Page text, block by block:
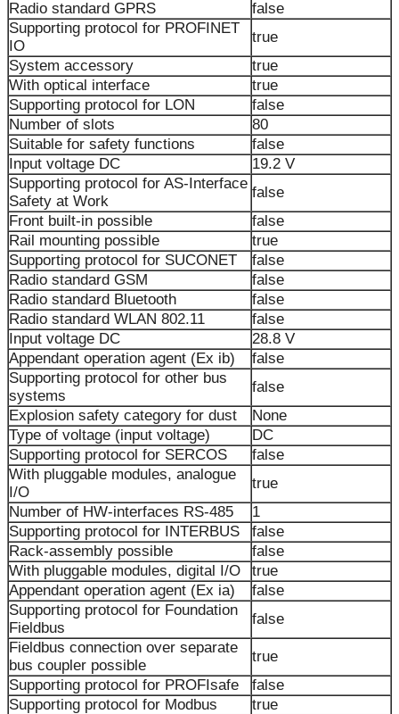
Radio standard GPRS
false
Supporting protocol for PROFINET
IO
true
System accessory
true
With optical interface
true
Supporting protocol for LON
false
Number of slots
80
Suitable for safety functions
false
Input voltage DC
19.2 V
Supporting protocol for AS-Interface
Safety at Work
false
Front built-in possible
false
Rail mounting possible
true
Supporting protocol for SUCONET
false
Radio standard GSM
false
Radio standard Bluetooth
false
Radio standard WLAN 802.11
false
Input voltage DC
28.8 V
Appendant operation agent (Ex ib)
false
Supporting protocol for other bus
systems
false
Explosion safety category for dust
None
Type of voltage (input voltage)
DC
Supporting protocol for SERCOS
false
With pluggable modules, analogue
I/O
true
Number of HW-interfaces RS-485
1
Supporting protocol for INTERBUS
false
Rack-assembly possible
false
With pluggable modules, digital I/O
true
Appendant operation agent (Ex ia)
false
Supporting protocol for Foundation
Fieldbus
false
Fieldbus connection over separate
bus coupler possible
true
Supporting protocol for PROFIsafe
false
Supporting protocol for Modbus
true